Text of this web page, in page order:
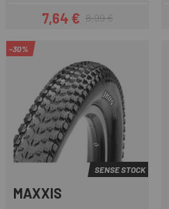
Preu
7,64 €Preu regular
8,99 €
-30%
SENSE STOCK
MAXXIS